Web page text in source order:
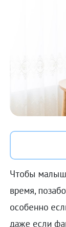
Чтобы малыш
время,
особенно
даже если